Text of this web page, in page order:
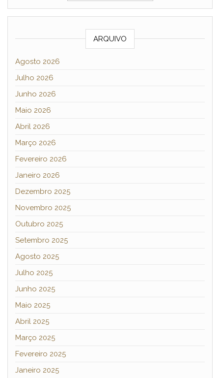
ARQUIVO
Agosto 2026
Julho 2026
Junho 2026
Maio 2026
Abril 2026
Março 2026
Fevereiro 2026
Janeiro 2026
Dezembro 2025
Novembro 2025
Outubro 2025
Setembro 2025
Agosto 2025
Julho 2025
Junho 2025
Maio 2025
Abril 2025
Março 2025
Fevereiro 2025
Janeiro 2025